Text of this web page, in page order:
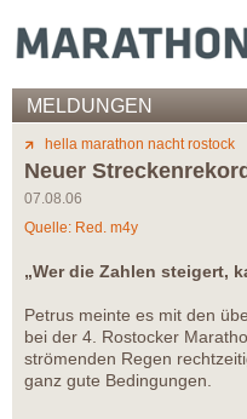
MELDUNGEN
hella marathon nacht rostock
Neuer Streckenrekord
07.08.06
Quelle: Red. m4y
„Wer die Zahlen steigert,
Petrus meinte es mit den
bei der 4. Rostocker
strömenden Regen
ganz gute Bedingungen.